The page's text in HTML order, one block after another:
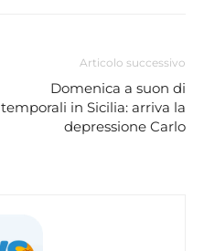
Articolo successivo
Domenica a suon di
temporali in Sicilia: arriva la
depressione Carlo